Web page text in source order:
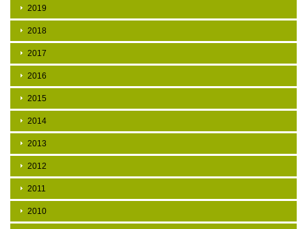
2019
2018
2017
2016
2015
2014
2013
2012
2011
2010